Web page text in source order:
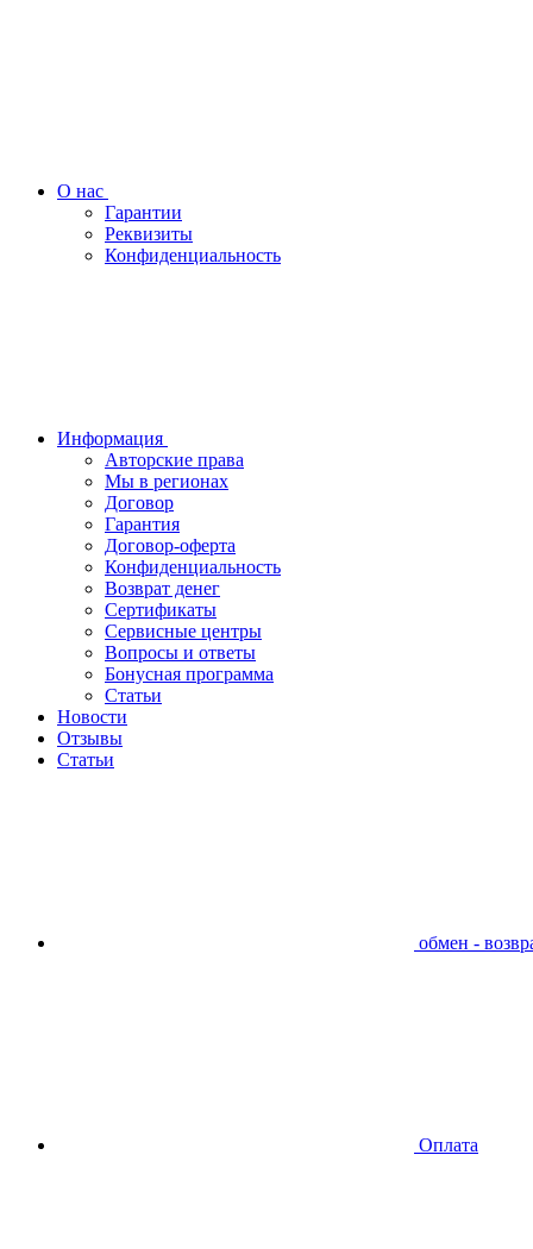
О нас
Гарантии
Реквизиты
Конфиденциальность
Информация
Авторские права
Мы в регионах
Договор
Гарантия
Договор-оферта
Конфиденциальность
Возврат денег
Сертификаты
Сервисные центры
Вопросы и ответы
Бонусная программа
Статьи
Новости
Отзывы
Статьи
обмен -
Оплата